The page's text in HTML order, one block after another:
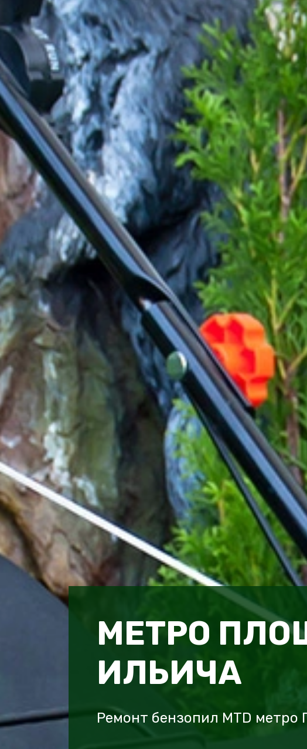
МЕТРО
ИЛЬИЧА
Ремонт бензопил MTD